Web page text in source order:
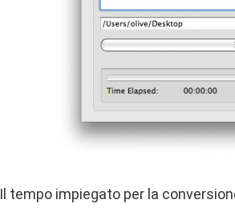
Il tempo impiegato per la